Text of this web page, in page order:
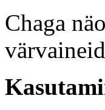
Chaga